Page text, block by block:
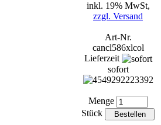
inkl. 19% MwSt,
zzgl. Versand
Art-Nr.
cancl586xlcol
Lieferzeit
sofort
Menge
Stück